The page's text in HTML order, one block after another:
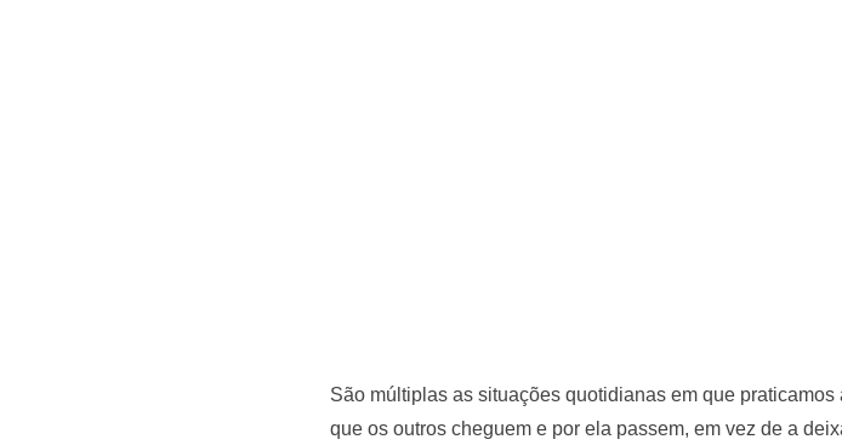
São múltiplas as situações quotidianas em que
que os outros cheguem e por ela passem, em vez de a